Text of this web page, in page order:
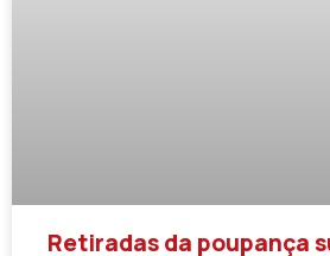
Retiradas da poupança